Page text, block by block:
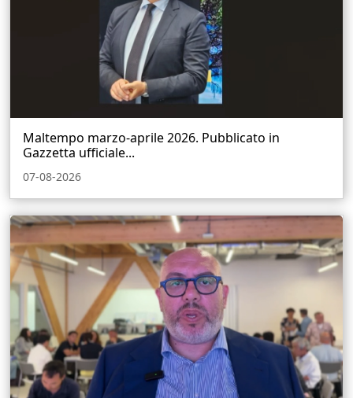
Maltempo marzo-aprile 2026. Pubblicato in
Gazzetta ufficiale...
07-08-2026